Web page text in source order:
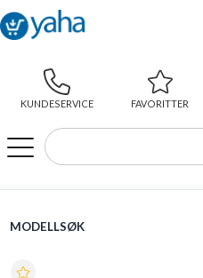
KUNDESERVICE FAVORITTER
WEBSHOP
MODELLSØK